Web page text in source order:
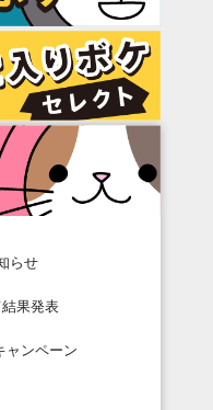
らせ
果発表
ャンペーン